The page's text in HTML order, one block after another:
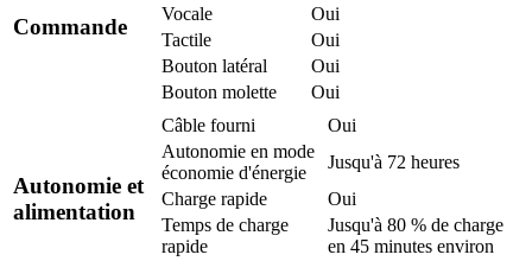
Commande
Vocale
Oui
Tactile
Oui
Bouton latéral
Oui
Bouton molette
Oui
Autonomie et
alimentation
Câble fourni
Oui
Autonomie en mode
économie d'énergie
Jusqu'à 72 heures
Charge rapide
Oui
Temps de charge
rapide
Jusqu'à 80 % de charge
en 45 minutes environ